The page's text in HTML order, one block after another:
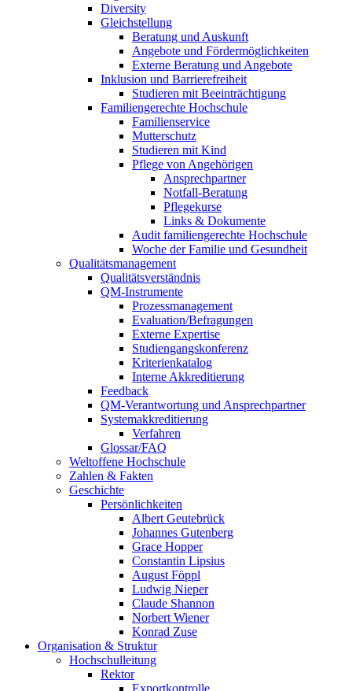
Diversity
Gleichstellung
Beratung und Auskunft
Angebote und Fördermöglichkeiten
Externe Beratung und Angebote
Inklusion und Barrierefreiheit
Studieren mit Beeinträchtigung
Familiengerechte Hochschule
Familienservice
Mutterschutz
Studieren mit Kind
Pflege von Angehörigen
Ansprechpartner
Notfall-Beratung
Pflegekurse
Links & Dokumente
Audit familiengerechte Hochschule
Woche der Familie und Gesundheit
Qualitätsmanagement
Qualitätsverständnis
QM-Instrumente
Prozessmanagement
Evaluation/Befragungen
Externe Expertise
Studiengangskonferenz
Kriterienkatalog
Interne Akkreditierung
Feedback
QM-Verantwortung und Ansprechpartner
Systemakkreditierung
Verfahren
Glossar/FAQ
Weltoffene Hochschule
Zahlen & Fakten
Geschichte
Persönlichkeiten
Albert Geutebrück
Johannes Gutenberg
Grace Hopper
Constantin Lipsius
August Föppl
Ludwig Nieper
Claude Shannon
Norbert Wiener
Konrad Zuse
Organisation & Struktur
Hochschulleitung
Rektor
Exportkontrolle